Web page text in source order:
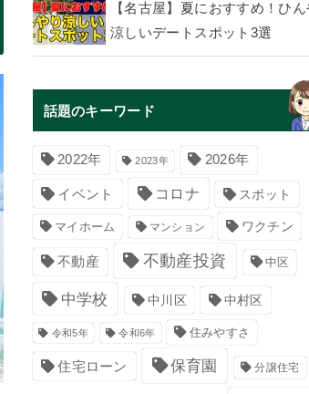
【名古屋】夏におすすめ！ひん
涼しいデートスポット3選
話題のキーワード
2022年 2023年 2026年
イベント コロナ スポット
マイホーム マンション ワクチン
不動産 不動産投資 中区
中学校 中川区 中村区
令和5年 令和6年 住みやすさ
住宅ローン 保育園 分譲住宅